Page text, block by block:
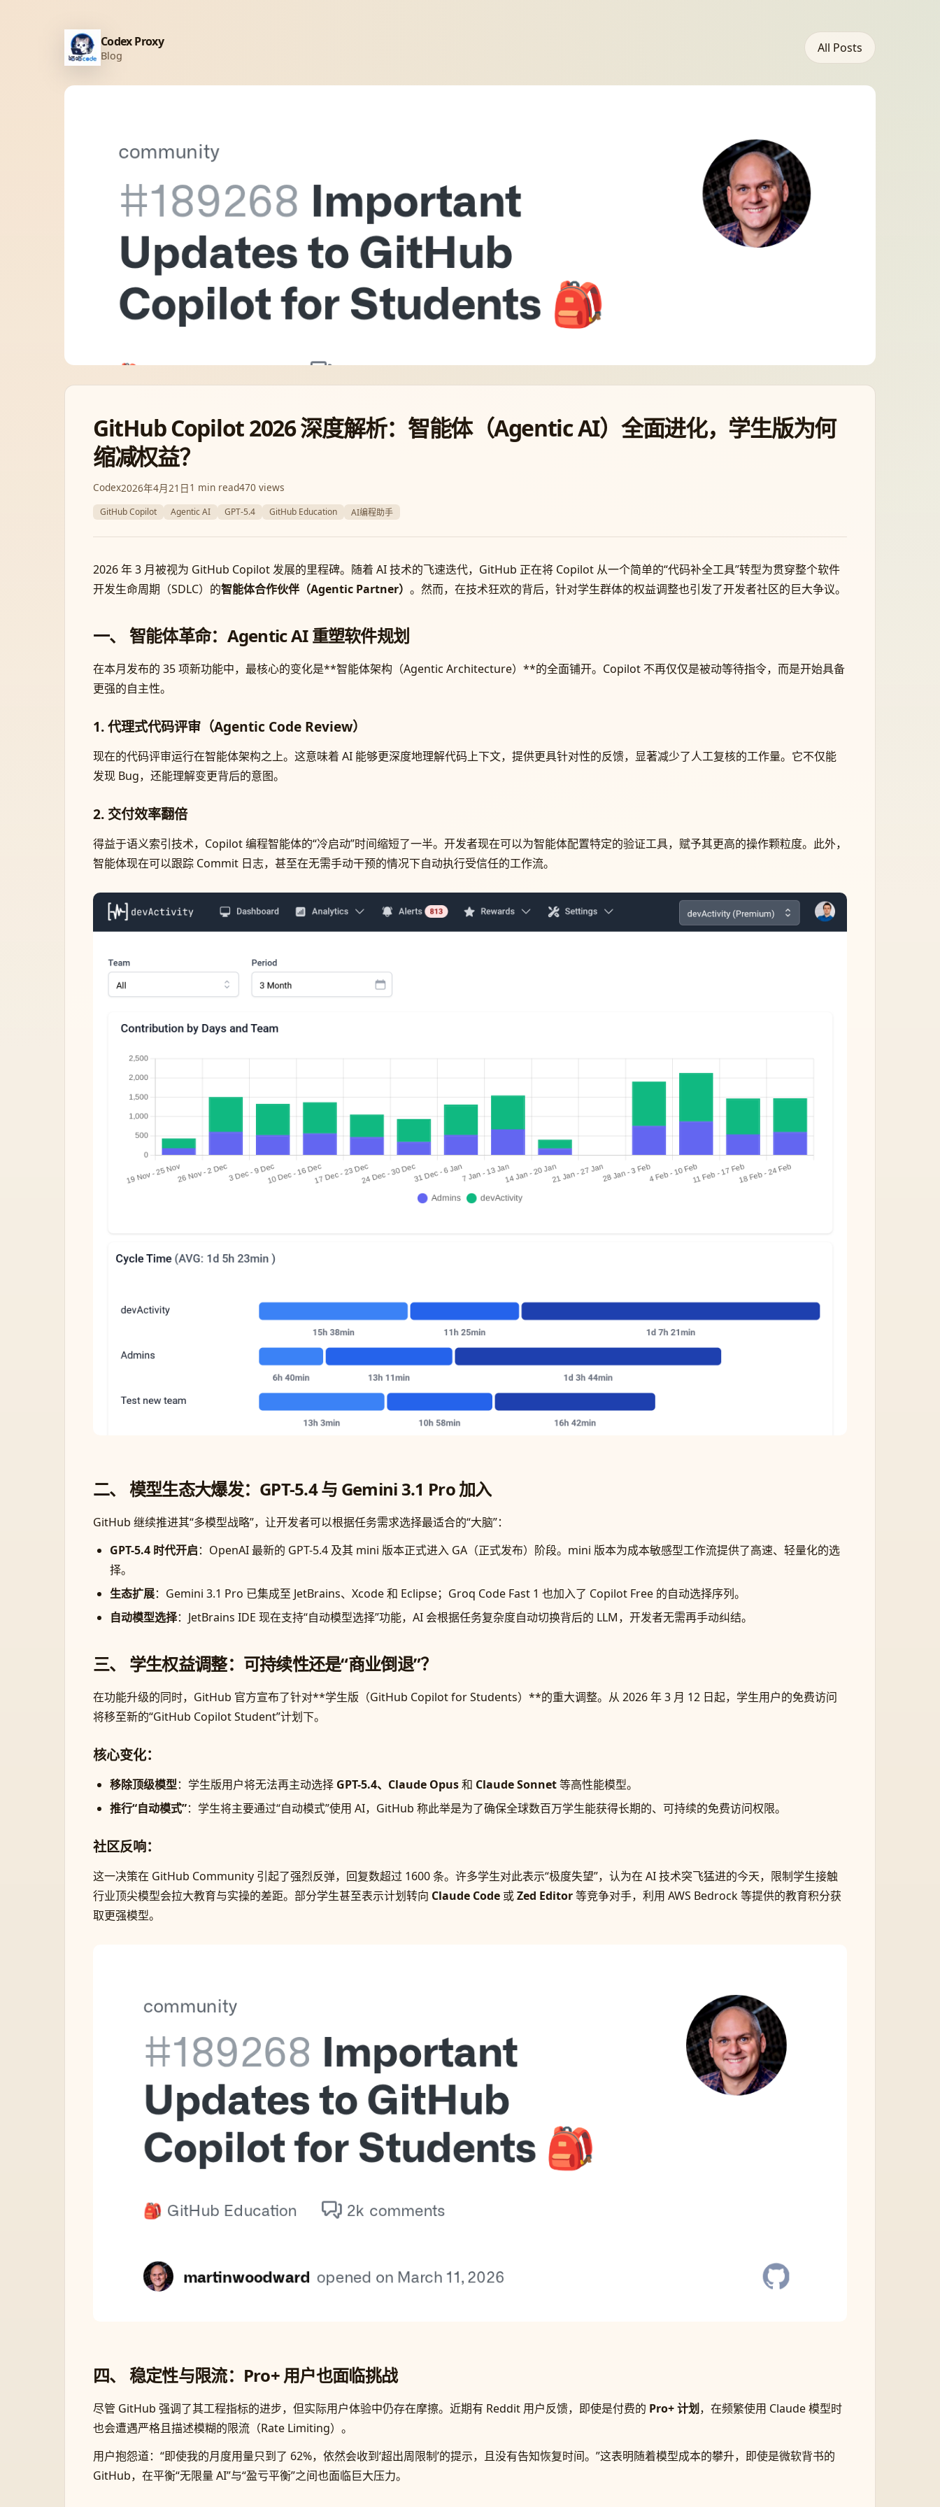
Codex Proxy
Blog All Posts
GitHub Copilot 2026 深度解析：智能体（Agentic AI）全面进化，学生版为何
缩减权益？
Codex2026年4月21日1 min read470 views
GitHub Copilot Agentic AI GPT-5.4 GitHub Education AI编程助手
2026 年 3 月被视为 GitHub Copilot 发展的里程碑。随着 AI 技术的飞速迭代，GitHub 正在将 Copilot 从一个简单的“代码补全工具”转型为贯穿整个软件
开发生命周期（SDLC）的智能体合作伙伴（Agentic Partner） 。然而，在技术狂欢的背后，针对学生群体的权益调整也引发了开发者社区的巨大争议。
一、 智能体革命：Agentic AI 重塑软件规划
在本月发布的 35 项新功能中，最核心的变化是**智能体架构（Agentic Architecture）**的全面铺开。Copilot 不再仅仅是被动等待指令，而是开始具备
更强的自主性。
1. 代理式代码评审（Agentic Code Review）
现在的代码评审运行在智能体架构之上。这意味着 AI 能够更深度地理解代码上下文，提供更具针对性的反馈，显著减少了人工复核的工作量。它不仅能
发现 Bug，还能理解变更背后的意图。
2. 交付效率翻倍
得益于语义索引技术，Copilot 编程智能体的“冷启动”时间缩短了一半。开发者现在可以为智能体配置特定的验证工具，赋予其更高的操作颗粒度。此外，
智能体现在可以跟踪 Commit 日志，甚至在无需手动干预的情况下自动执行受信任的工作流。
二、 模型生态大爆发：GPT-5.4 与 Gemini 3.1 Pro 加入
GitHub 继续推进其“多模型战略”，让开发者可以根据任务需求选择最适合的“大脑”：
GPT-5.4 时代开启：OpenAI 最新的 GPT-5.4 及其 mini 版本正式进入 GA（正式发布）阶段。mini 版本为成本敏感型工作流提供了高速、轻量化的选
择。
生态扩展：Gemini 3.1 Pro 已集成至 JetBrains、Xcode 和 Eclipse；Groq Code Fast 1 也加入了 Copilot Free 的自动选择序列。
自动模型选择：JetBrains IDE 现在支持“自动模型选择”功能，AI 会根据任务复杂度自动切换背后的 LLM，开发者无需再手动纠结。
三、 学生权益调整：可持续性还是“商业倒退”？
在功能升级的同时，GitHub 官方宣布了针对**学生版（GitHub Copilot for Students）**的重大调整。从 2026 年 3 月 12 日起，学生用户的免费访问
将移至新的“GitHub Copilot Student”计划下。
核心变化：
移除顶级模型：学生版用户将无法再主动选择 GPT-5.4、Claude Opus和 Claude Sonnet等高性能模型。
推行“自动模式”：学生将主要通过“自动模式”使用 AI，GitHub 称此举是为了确保全球数百万学生能获得长期的、可持续的免费访问权限。
社区反响：
这一决策在 GitHub Community 引起了强烈反弹，回复数超过 1600 条。许多学生对此表示“极度失望”，认为在 AI 技术突飞猛进的今天，限制学生接触
行业顶尖模型会拉大教育与实操的差距。部分学生甚至表示计划转向 Claude Code 或Zed Editor等竞争对手，利用 AWS Bedrock 等提供的教育积分获
取更强模型。
四、 稳定性与限流：Pro+ 用户也面临挑战
尽管 GitHub 强调了其工程指标的进步，但实际用户体验中仍存在摩擦。近期有 Reddit 用户反馈，即使是付费的 Pro+ 计划 ，在频繁使用 Claude 模型时
也会遭遇严格且描述模糊的限流（Rate Limiting）。
用户抱怨道：“即使我的月度用量只到了 62%，依然会收到‘超出周限制’的提示，且没有告知恢复时间。”这表明随着模型成本的攀升，即使是微软背书的
GitHub，在平衡“无限量 AI”与“盈亏平衡”之间也面临巨大压力。